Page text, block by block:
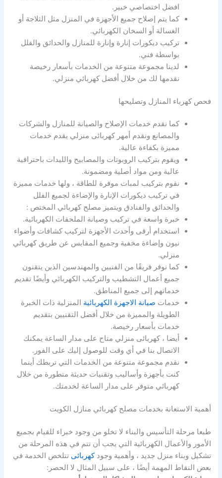
افضل اختصاصي خبير.
كما يتم إصلاح جميع الأجهزة في المنزل مثل الثلاجة أو
الغسالة أو السخان الكهربائي.
تركيب ديكورات إنارة وإنارة للمنازل والحدائق والفلل
بواسطة فني.
لدينا مجموعة متنوعة من الخدمات بأسعار رخيصة
نقدمها لك من خلال أفضل كهربائي منزلي.
فحص كهرباء المنازل وتصليحها
كما نقدم خدمات الإصلاح والصيانة للمنازل والشركات
والمصانع ونقدم أمهر كهربائى منزلي يقدم خدمات
مميزة بكفاءة عالية.
ويقوم بتركيب الروبوتات والمصابيح والليدات باحترافية
عالية ومن مواد أصلية ومضمونة.
نقوم بتركيب لمبات موفرة للطاقة ، ولها خدمات مميزة
في تركيب ديكورات الإنارة والإضاءة لجميع الفلل
والحدائق والفنادق ويتميز مصلح كهربائي المختص :
خبرة واسعة في تركيب وصيانة الملحقات الكهربائية.
استخدام أرقى وأحدث الأجهزة لتركيب كشافات وأضواء
نيون وإضاءة مخفية وجميع المقابس عن طريق كهربائي
منزلي.
كما نوفر فريقًا من الفنيين والمهندسين الذين يتقنون
جميع أعمال التشطيب والتركيب الكهربائي وأيضًا تقديم
خدماتهم إلى جميع المناطق.
خدمات صيانة الاجهزة الكهربائية المنزلية ذات الخبرة
الطويلة والمميزة من خلال أفضل التقنيين بتقديم
خدمات بأسعار رخيصة.
أيضا ، كهربائى منزلي متاح على مدار الساعة يمكنك
الاتصال بنا في أي وقت للوصول إليك على الفور.
نقدم مجموعة متنوعة من الخدمات التي تربطك أينما
كنت بأجهزة وأساليب وتقنيات حديثة متطورة من خلال
كهربائي متوفر على مدار الساعة لخدمتك.
أهمية الاستعانة بخدمات مصلح كهربائي منازل الكويت
طبعا مرحلة التأسيس والبناء لا تخلو من وجود خبراء للقيام بجميع
الأمور والأعمال الكهربائية التي يجب أن تتم في هذه المرحلة من
تشكيل وبناء منزل جديد ، وأهمية وجودكهربائى تتلخص الخدمة في
بعض النقاط المهمة أيضًا ، على سبيل المثال لا الحصر: